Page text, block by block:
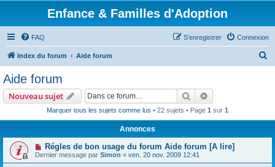
Enfance & Familles d'Adoption
FAQ Connexion
S’enregistrer
Index du forum Aide forum
Aide forum
Nouveau sujet Rechercher
Marquer tous les sujets comme lus • 22 sujets • Page 1 sur 1
Annonces
Régles de bon usage du forum Aide forum [A lire]
Dernier message par Simon « ven. 20 nov. 2009 12:41